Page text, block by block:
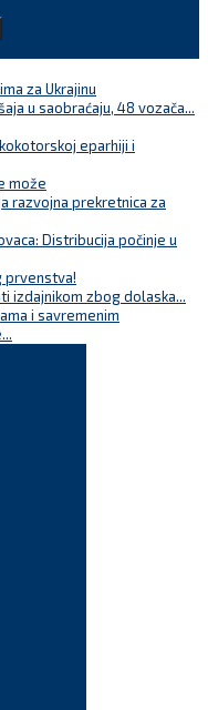
za Ukrajinu
u saobraćaju, 48 vozača...
eparhiji i
može
razvojna prekretnica za
Distribucija počinje u
prvenstva!
izdajnikom zbog dolaska...
i savremenim